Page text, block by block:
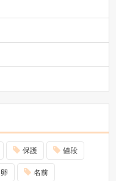
保護 値段
卵 名前